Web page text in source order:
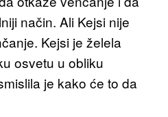
način. Ali Kejsi nije
Kejsi je želela
osvetu u obliku
je kako će to da